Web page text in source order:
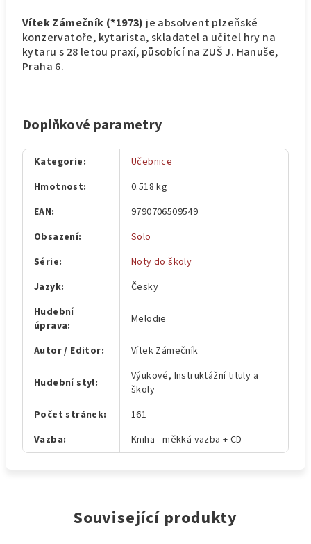
Vítek Zámečník (*1973) je absolvent plzeňské
konzervatoře, kytarista, skladatel a učitel hry na
kytaru s 28 letou praxí, působící na ZUŠ J. Hanuše,
Praha 6.
Doplňkové parametry
Kategorie:
Učebnice
Hmotnost:
0.518 kg
EAN:
9790706509549
Obsazení:
Solo
Série:
Noty do školy
Jazyk:
Česky
Hudební
úprava: Melodie
Autor / Editor: Vítek Zámečník
Hudební styl:
Výukové, Instruktážní tituly a
školy
Počet stránek:
161
Vazba: Kniha - měkká vazba + CD
Související produkty